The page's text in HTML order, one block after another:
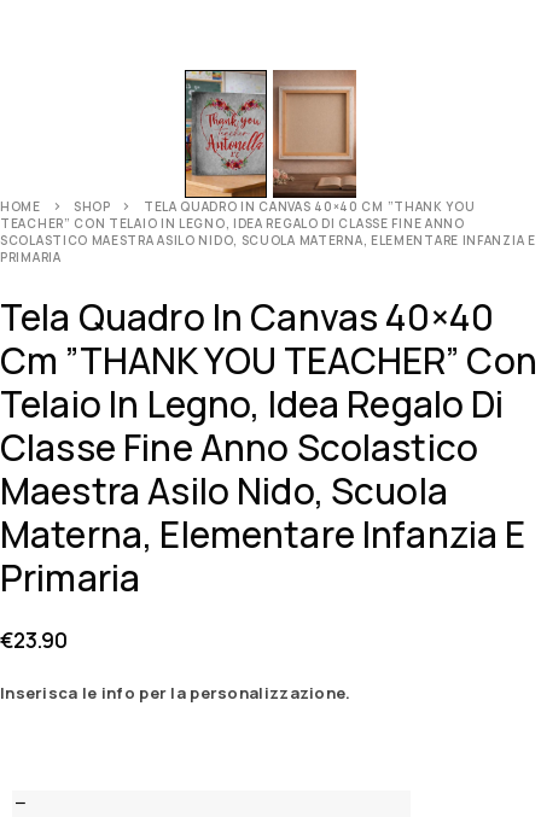
HOME SHOP
TELA QUADRO IN CANVAS 40×40 CM ”THANK YOU
TEACHER” CON TELAIO IN LEGNO, IDEA REGALO DI CLASSE FINE ANNO
SCOLASTICO MAESTRA ASILO NIDO, SCUOLA MATERNA, ELEMENTARE INFANZIA E
PRIMARIA
Tela Quadro In Canvas 40×40
Cm ”THANK YOU TEACHER” Con
Telaio In Legno, Idea Regalo Di
Classe Fine Anno Scolastico
Maestra Asilo Nido, Scuola
Materna, Elementare Infanzia E
Primaria
€23.90
Inserisca le info per la personalizzazione.